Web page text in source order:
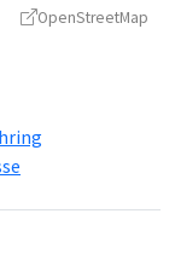
OpenStreetMap